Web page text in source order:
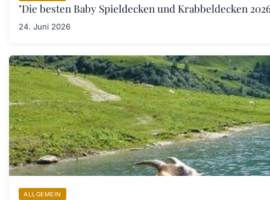
"Die besten Baby Spieldecken und Krabbeldecken
24. Juni 2026
ALLGEMEIN